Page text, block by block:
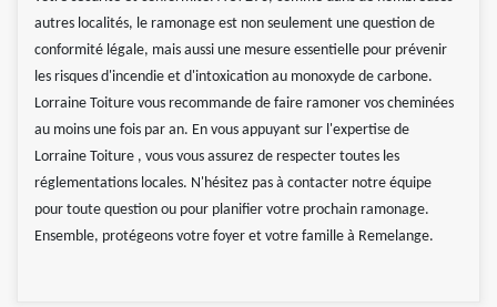
autres localités, le ramonage est non seulement une question de
conformité légale, mais aussi une mesure essentielle pour prévenir
les risques d'incendie et d'intoxication au monoxyde de carbone.
Lorraine Toiture vous recommande de faire ramoner vos cheminées
au moins une fois par an. En vous appuyant sur l'expertise de
Lorraine Toiture , vous vous assurez de respecter toutes les
réglementations locales. N'hésitez pas à contacter notre équipe
pour toute question ou pour planifier votre prochain ramonage.
Ensemble, protégeons votre foyer et votre famille à Remelange.